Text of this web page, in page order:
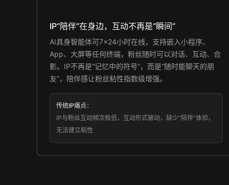
IP“陪伴”在身边，互动不再是“瞬间”
AI具身智能体可7×24小时在线，支持嵌入小程序、
App、大屏等任何终端，粉丝随时可以对话、互动、合
影。IP不再是“记忆中的符号”，而是“随时能聊天的朋
友”，陪伴感让粉丝粘性指数级增强。
传统IP痛点：
IP与粉丝互动频次极低，互动形式被动，缺少“陪伴”体验，
无法建立粘性